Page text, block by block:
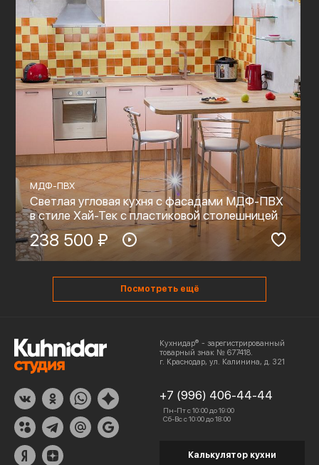
МДФ-ПВХ
Светлая угловая кухня с фасадами МДФ-ПВХ
в стиле Хай-Тек с пластиковой столешницей
238 500 ₽
Посмотреть ещё
Кухнидар® - зарегистрированный
товарный знак № 677418.
г. Краснодар, ул. Калинина, д. 321
+7 (996) 406-44-44
Пн-Пт с 10:00 до 19:00
Сб-Вс с 10:00 до 18:00
Калькулятор кухни